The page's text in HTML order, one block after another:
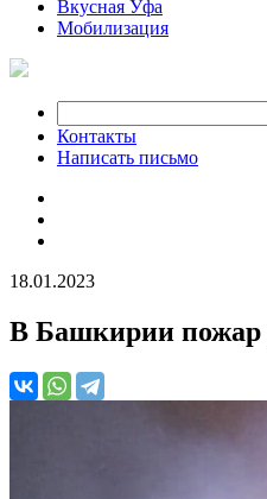
Вкусная Уфа
Мобилизация
Контакты
Написать письмо
18.01.2023
В Башкирии пожар